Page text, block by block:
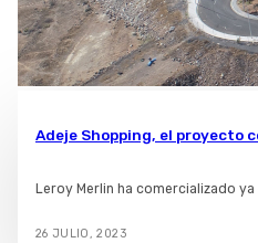
Adeje Shopping, el proyecto
Leroy Merlin ha comercializado
26 JULIO, 2023